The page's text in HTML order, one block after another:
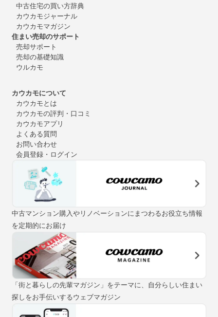
中古住宅の買い方辞典
カウカモジャーナル
カウカモマガジン
住まい売却のサポート
売却サポート
売却の基礎知識
ウルカモ
カウカモについて
カウカモとは
カウカモの評判・口コミ
カウカモアプリ
よくある質問
お問い合わせ
会員登録・ログイン
中古マンション購入やリノベーションにまつわるお役立ち情報
を定期的にお届け
「街と暮らしの先輩マガジン」をテーマに、自分らしい住まい
探しをお手伝いするウェブマガジン